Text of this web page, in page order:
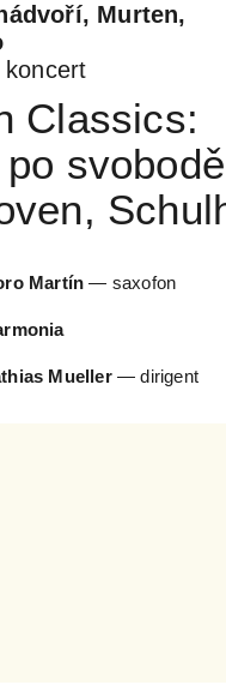
Murten,
Classics:
Martín — saxofon
Mueller— dirigent